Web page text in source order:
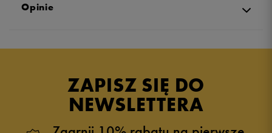
Opinie
ZAPISZ SIĘ DO
NEWSLETTERA